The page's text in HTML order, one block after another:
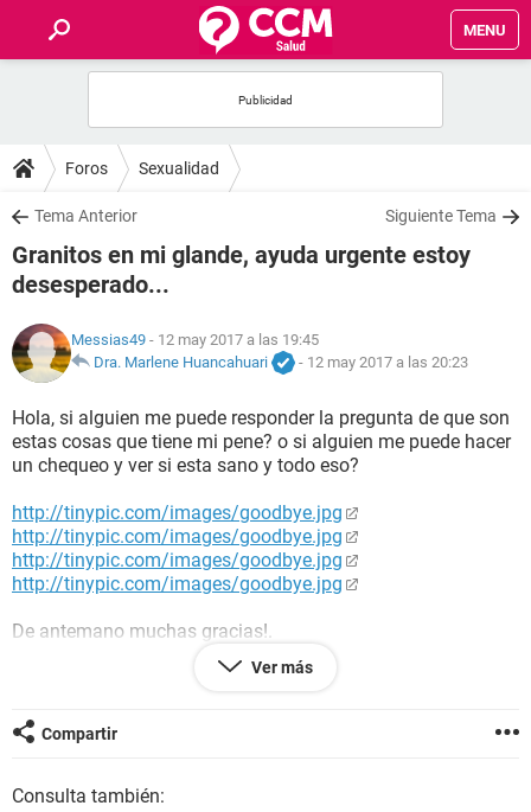
MENU
FOROS
SALUD
FAMILIA
NUTRICIÓN
SEXUALIDAD
GLOSARIO
Foros Sexualidad
Tema Anterior Siguiente Tema
Granitos en mi glande, ayuda urgente estoy
desesperado...
Messias49 - 12 may 2017 a las 19:45
Dra. Marlene Huancahuari
- 12 may 2017 a las 20:23
Hola, si alguien me puede responder la pregunta de que son
estas cosas que tiene mi pene? o si alguien me puede hacer
un chequeo y ver si esta sano y todo eso?
http://tinypic.com/images/goodbye.jpg
http://tinypic.com/images/goodbye.jpg
http://tinypic.com/images/goodbye.jpg
http://tinypic.com/images/goodbye.jpg
De antemano muchas gracias!.
(Estoy conociendo a alguien y necesito la ayuda urgente)
Ver más
Compartir
Consulta también: